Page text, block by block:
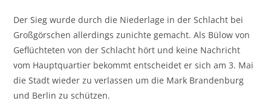
Der Sieg wurde durch die Niederlage in der Schlacht bei
Großgörschen allerdings zunichte gemacht. Als Bülow von
Geflüchteten von der Schlacht hört und keine Nachricht
vom Hauptquartier bekommt entscheidet er sich am 3. Mai
die Stadt wieder zu verlassen um die Mark Brandenburg
und Berlin zu schützen.